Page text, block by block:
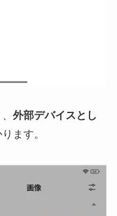
外部デバイスとし
ます。